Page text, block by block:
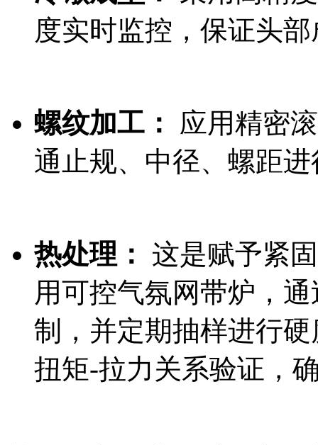
度实时监控，保证头
螺纹加工：
应用精密
通止规、中径、螺距
热处理：
这是赋予紧
用可控气氛网带炉，
制，并定期抽样进行
扭矩-拉力关系验证，